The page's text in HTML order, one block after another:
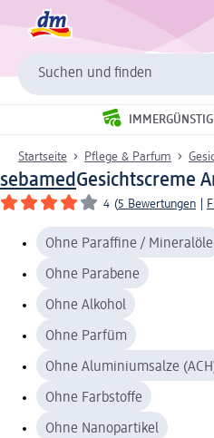
Suchen und finden
Startseite Pflege & Parfum
sebamedGesichtscreme
4 (5 Bewertungen
Ohne Paraffine / Mineralöle
Ohne Parabene
Ohne Alkohol
Ohne Parfüm
Ohne Aluminiumsalze
Ohne Farbstoffe
Ohne Nanopartikel